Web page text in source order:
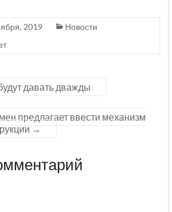
2019
Новости
давать дважды
предлагает ввести механизм
→